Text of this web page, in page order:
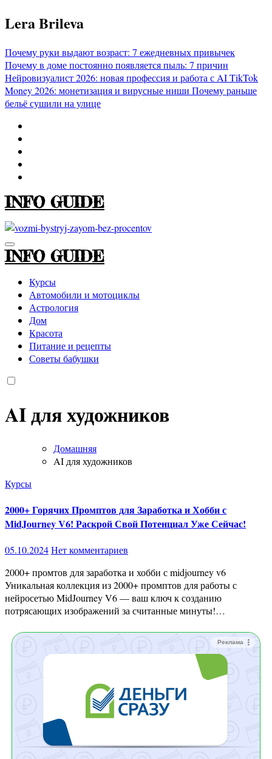
Перейти
к
Lera Brileva
Почему руки выдают возраст: 7 ежедневных привычек
Почему в доме постоянно появляется пыль: 7 причин
Нейровизуалист 2026: новая профессия и работа с AITikTok
Money 2026: монетизация и вирусные ниши Почему раньше
бельё сушили на улице
INFO GUIDE
INFO GUIDE
Курсы
Автомобили и мотоциклы
Астрология
Дом
Красота
Питание и рецепты
Советы бабушки
AI для художников
Домашняя
AI для художников
Курсы
2000+ Горячих Промптов для Заработка и Хобби с
MidJourney V6! Раскрой Свой Потенциал Уже Сейчас!
05.10.2024Нет комментариев
2000+ промтов для заработка и хобби с midjourney v6
Уникальная коллекция из 2000+ промптов для работы с
нейросетью MidJourney V6 — ваш ключ к созданию
потрясающих изображений за считанные минуты!…
Реклама